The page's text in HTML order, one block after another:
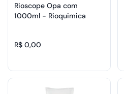
Rioscope Opa com
1000ml - Rioquimica
R$ 0,00